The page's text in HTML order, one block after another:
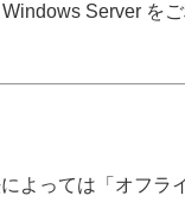
Server を
よっては「オフラ